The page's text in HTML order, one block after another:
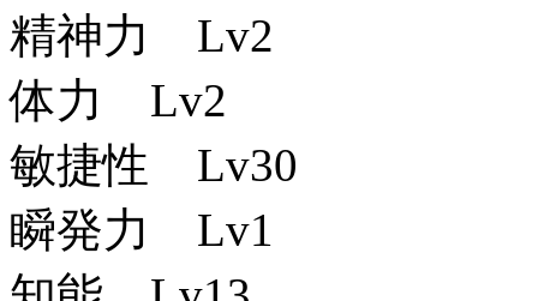
精神力 Lv2
体力 Lv2
敏捷性 Lv30
瞬発力 Lv1